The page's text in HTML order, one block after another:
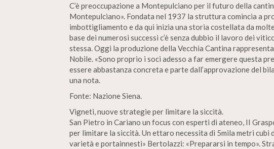
C’è preoccupazione a Montepulciano per il futuro della
Montepulciano». Fondata nel 1937 la struttura comincia a
imbottigliamento e da qui inizia una storia costellata da
base dei numerosi successi c’è senza dubbio il lavoro dei
stessa. Oggi la produzione della Vecchia Cantina
Nobile. «Sono proprio i soci adesso a far emergere questa
essere abbastanza concreta e parte dall’approvazione del
una nota.
Fonte: Nazione Siena.
Vigneti, nuove strategie per limitare la siccità.
San Pietro in Cariano un focus con esperti di ateneo, II
per limitare la siccità. Un ettaro necessita di 5mila metri cubi
varietà e portainnesti» Bertolazzi: «Prepararsi in tempo».